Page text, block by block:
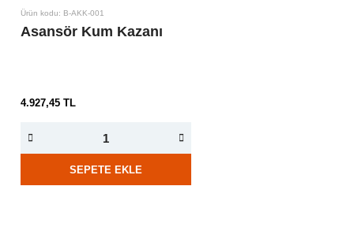
Ürün kodu: B-AKK-001
Asansör Kum Kazanı
4.927,45 TL
SEPETE EKLE